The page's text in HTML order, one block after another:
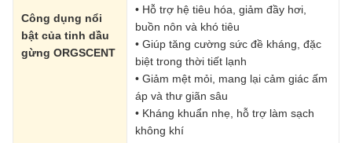
Công dụng nổi
bật của tinh dầu
gừng ORGSCENT
• Hỗ trợ hệ tiêu hóa, giảm đầy hơi,
buồn nôn và khó tiêu
• Giúp tăng cường sức đề kháng, đặc
biệt trong thời tiết lạnh
• Giảm mệt mỏi, mang lại cảm giác ấm
áp và thư giãn sâu
• Kháng khuẩn nhẹ, hỗ trợ làm sạch
không khí